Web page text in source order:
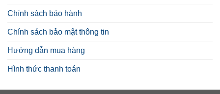
Chính sách bảo hành
Chính sách bảo mật thông tin
Hướng dẫn mua hàng
Hình thức thanh toán